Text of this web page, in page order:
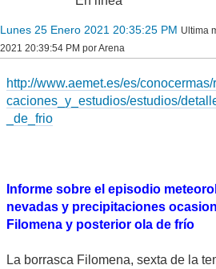
Lunes 25 Enero 2021 20:35:25 PM Ultima
2021 20:39:54 PM por Arena
http://www.aemet.es/es/
caciones_y_estudios/estudios/
_de_frio
Informe sobre el episodio
nevadas y precipitaciones
Filomena y posterior ola de frío
La borrasca Filomena, sexta de la